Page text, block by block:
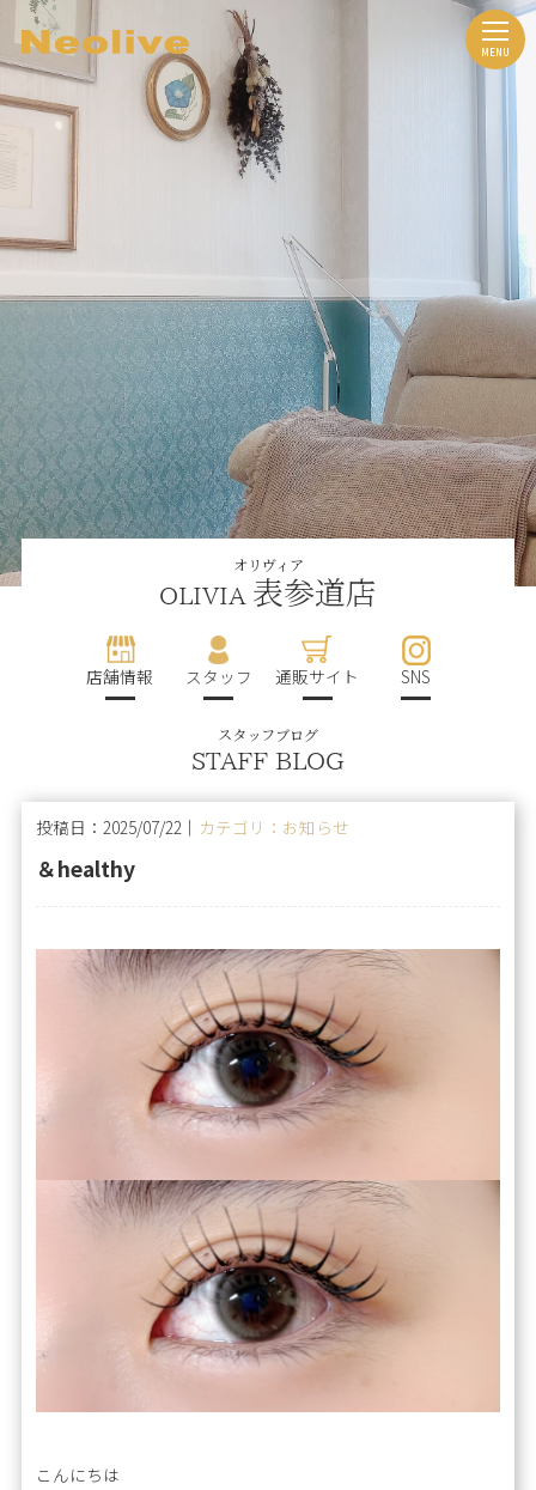
オリヴィア
OLIVIA 表参道店
店舗情報 スタッフ 通販サイト SNS
スタッフブログ
STAFF BLOG
投稿日：2025/07/22｜ カテゴリ：お知らせ
＆healthy
こんにちは